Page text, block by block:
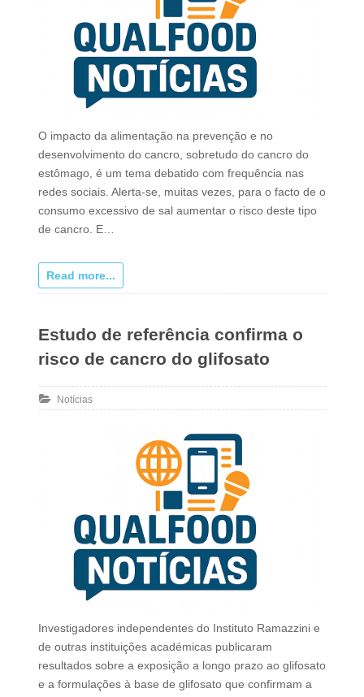
O impacto da alimentação na prevenção e no
desenvolvimento do cancro, sobretudo do cancro do
estômago, é um tema debatido com frequência nas
redes sociais. Alerta-se, muitas vezes, para o facto de o
consumo excessivo de sal aumentar o risco deste tipo
de cancro. E…
Read more...
Estudo de referência confirma o
risco de cancro do glifosato
Notícias
Investigadores independentes do Instituto Ramazzini e
de outras instituições académicas publicaram
resultados sobre a exposição a longo prazo ao glifosato
e a formulações à base de glifosato que confirmam a